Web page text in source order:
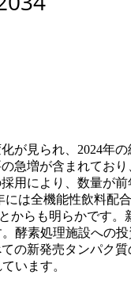
が見られ、2024年
急増が含まれてお
用により、数量が
は全機能性飲料
からも明らかです
酵素処理施設へ
の新発売タンパク
います。